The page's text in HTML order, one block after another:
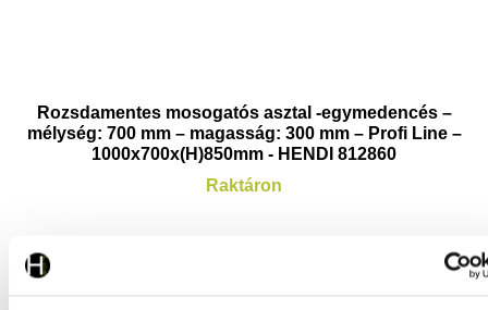
Rozsdamentes mosogatós asztal -egymedencés –
mélység: 700 mm – magasság: 300 mm – Profi Line –
1000x700x(H)850mm - HENDI 812860
Raktáron